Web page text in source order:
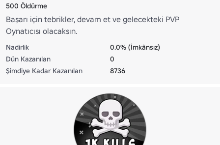
500 Öldürme
Başarı için tebrikler, devam et ve gelecekteki PVP
Oynatıcısı olacaksın.
Nadirlik
0.0% (İmkânsız)
Dün Kazanılan
0
Şimdiye Kadar Kazanılan
8736